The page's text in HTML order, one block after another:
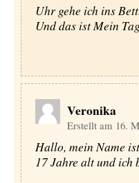
Uhr gehe ich ins
Und das ist Mein
Veronika
Erstellt am 16.
Hallo, mein Name
17 Jahre alt und ich